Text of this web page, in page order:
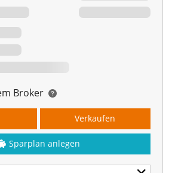
Broker
Verkaufen
Sparplan anlegen